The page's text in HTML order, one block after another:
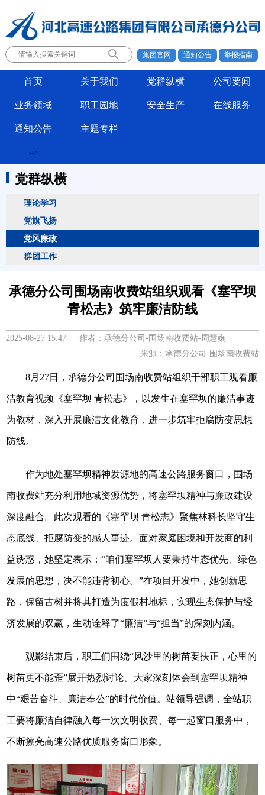
集团官网 通知公告 举报指南
首页 关于我们 党群纵横 公司要闻
业务领域 职工园地 安全生产 在线服务
通知公告
-->
主题专栏
党群纵横
理论学习
党旗飞扬
党风廉政
群团工作
承德分公司围场南收费站组织观看《塞罕坝
青松志》筑牢廉洁防线
2025-08-27 15:47 作者：承德分公司-围场南收费站-周慧娴
来源：承德分公司-围场南收费站
8月27日，承德分公司围场南收费站组织干部职工观看廉
洁教育视频《塞罕坝 青松志》，以发生在塞罕坝的廉洁事迹
为教材，深入开展廉洁文化教育，进一步筑牢拒腐防变思想
防线。
作为地处塞罕坝精神发源地的高速公路服务窗口，围场
南收费站充分利用地域资源优势，将塞罕坝精神与廉政建设
深度融合。此次观看的《塞罕坝 青松志》聚焦林科长坚守生
态底线、拒腐防变的感人事迹。面对家庭困境和开发商的利
益诱惑，她坚定表示：“咱们塞罕坝人要秉持生态优先、绿色
发展的思想，决不能违背初心。”在项目开发中，她创新思
路，保留古树并将其打造为度假村地标，实现生态保护与经
济发展的双赢，生动诠释了“廉洁”与“担当”的深刻内涵。
观影结束后，职工们围绕“风沙里的树苗要扶正，心里的
树苗更不能歪”展开热烈讨论。大家深刻体会到塞罕坝精神
中“艰苦奋斗、廉洁奉公”的时代价值。站领导强调，全站职
工要将廉洁自律融入每一次文明收费、每一起窗口服务中，
不断擦亮高速公路优质服务窗口形象。